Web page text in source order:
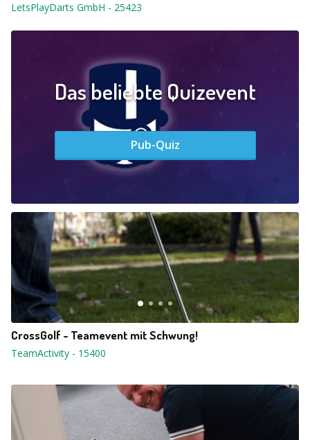
LetsPlayDarts GmbH - 25423
Das beliebte Quizevent
Pub-Quiz
CrossGolf - Teamevent mit Schwung!
TeamActivity - 15400